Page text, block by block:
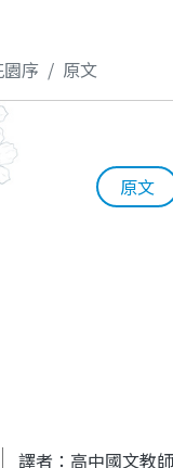
序 原文
原文
譯者：高中國文教師